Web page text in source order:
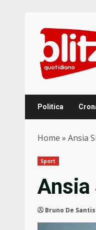
content
Politica
Home » Ansia
Sport
Ansia
Bruno De Santis